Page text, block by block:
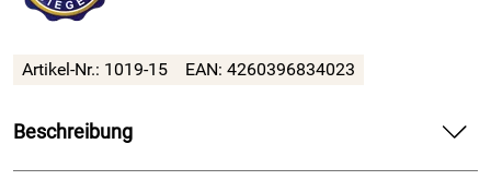
Artikel-Nr.: 1019-15 EAN: 4260396834023
Beschreibung
EPDM Zellkautschuk Dichtungsband einseitig selbstklebend